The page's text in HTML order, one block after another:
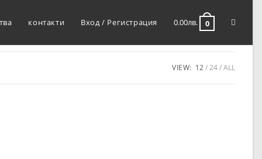
контакти Вход / Регистрация 0.00лв. 0
VIEW: 12 24 ALL